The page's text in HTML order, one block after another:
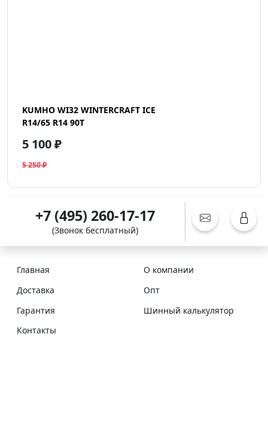
KUMHO WI32 WINTERCRAFT ICE
R14/65 R14 90T
5 100 ₽
5 250 ₽
+7 (495) 260-17-17
(Звонок бесплатный)
Главная
О компании
Доставка
Опт
Гарантия
Шинный калькулятор
Контакты